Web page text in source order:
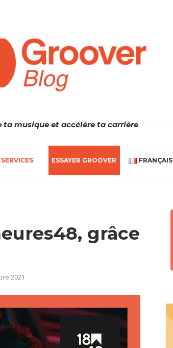
ta musique et accélère ta carrière
SERVICES ESSAYER GROOVER FRANÇAIS
grâce
2021